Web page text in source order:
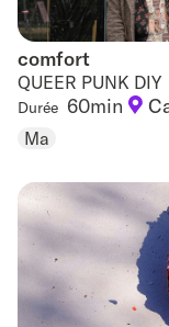
comfort
comfort
QUEER PUNK DIY
Durée 60min
Ma